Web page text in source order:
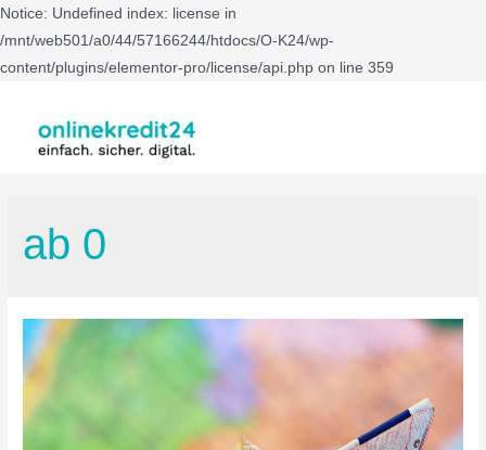
Notice: Undefined index: license in
/mnt/web501/a0/44/57166244/htdocs/O-K24/wp-
content/plugins/elementor-pro/license/api.php on line 359
ab 0